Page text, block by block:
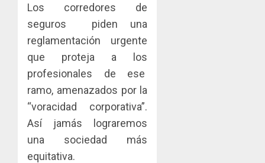
Los corredores de
seguros piden una
reglamentación urgente
que proteja a los
profesionales de ese
ramo, amenazados por la
“voracidad corporativa”.
Así jamás lograremos
una sociedad más
equitativa.